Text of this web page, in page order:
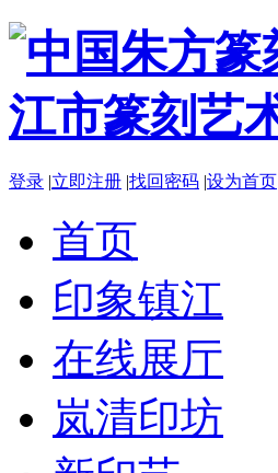
登录 |立即注册 |找回密码 |设为首页
首页
印象镇江
在线展厅
岚清印坊